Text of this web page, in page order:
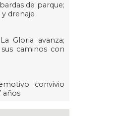
de parque;
drenaje
Gloria avanza;
caminos con
convivio
años